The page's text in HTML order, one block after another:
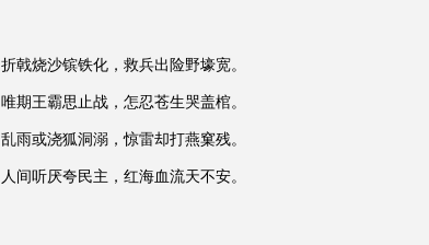
折戟烧沙镔铁化，救兵出险野壕宽。
唯期王霸思止战，怎忍苍生哭盖棺。
乱雨或浇狐洞溺，惊雷却打燕窠残。
人间听厌夸民主，红海血流天不安。